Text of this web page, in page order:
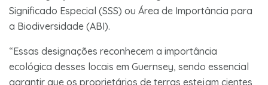
Significado Especial (SSS) ou Área de Importância para
a Biodiversidade (ABI).
“Essas designações reconhecem a importância
ecológica desses locais em Guernsey, sendo essencial
garantir que os proprietários de terras estejam cientes